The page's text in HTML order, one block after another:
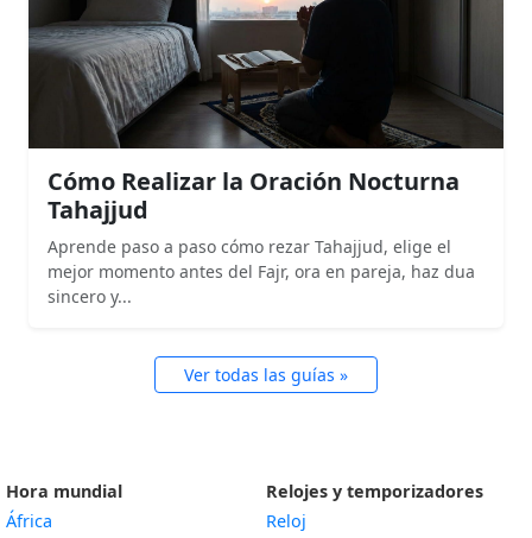
Cómo Realizar la Oración Nocturna
Tahajjud
Aprende paso a paso cómo rezar Tahajjud, elige el
mejor momento antes del Fajr, ora en pareja, haz dua
sincero y...
Ver todas las guías »
Hora mundial
África
Relojes y temporizadores
Reloj